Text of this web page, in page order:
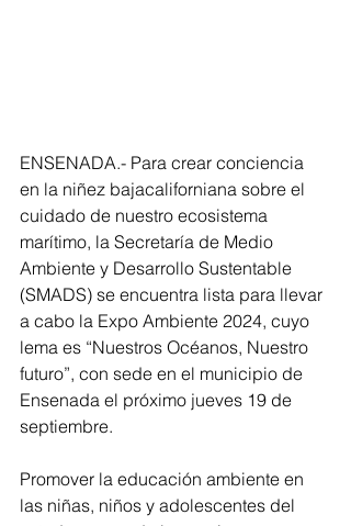
ENSENADA.- Para crear conciencia
en la niñez bajacaliforniana sobre el
cuidado de nuestro ecosistema
marítimo, la Secretaría de Medio
Ambiente y Desarrollo Sustentable
(SMADS) se encuentra lista para llevar
a cabo la Expo Ambiente 2024, cuyo
lema es “Nuestros Océanos, Nuestro
futuro”, con sede en el municipio de
Ensenada el próximo jueves 19 de
septiembre.
Promover la educación ambiente en
las niñas, niños y adolescentes del